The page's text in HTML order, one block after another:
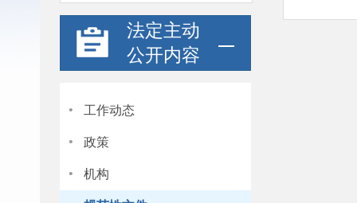
法定主动
公开内容
· 工作动态
· 政策
· 机构